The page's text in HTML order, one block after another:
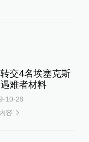
交4名埃塞克斯
难者材料
10-28
容